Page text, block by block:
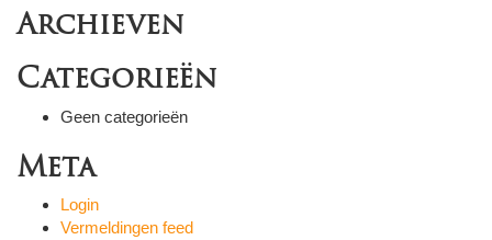
Archieven
Categorieën
Geen categorieën
Meta
Login
Vermeldingen feed